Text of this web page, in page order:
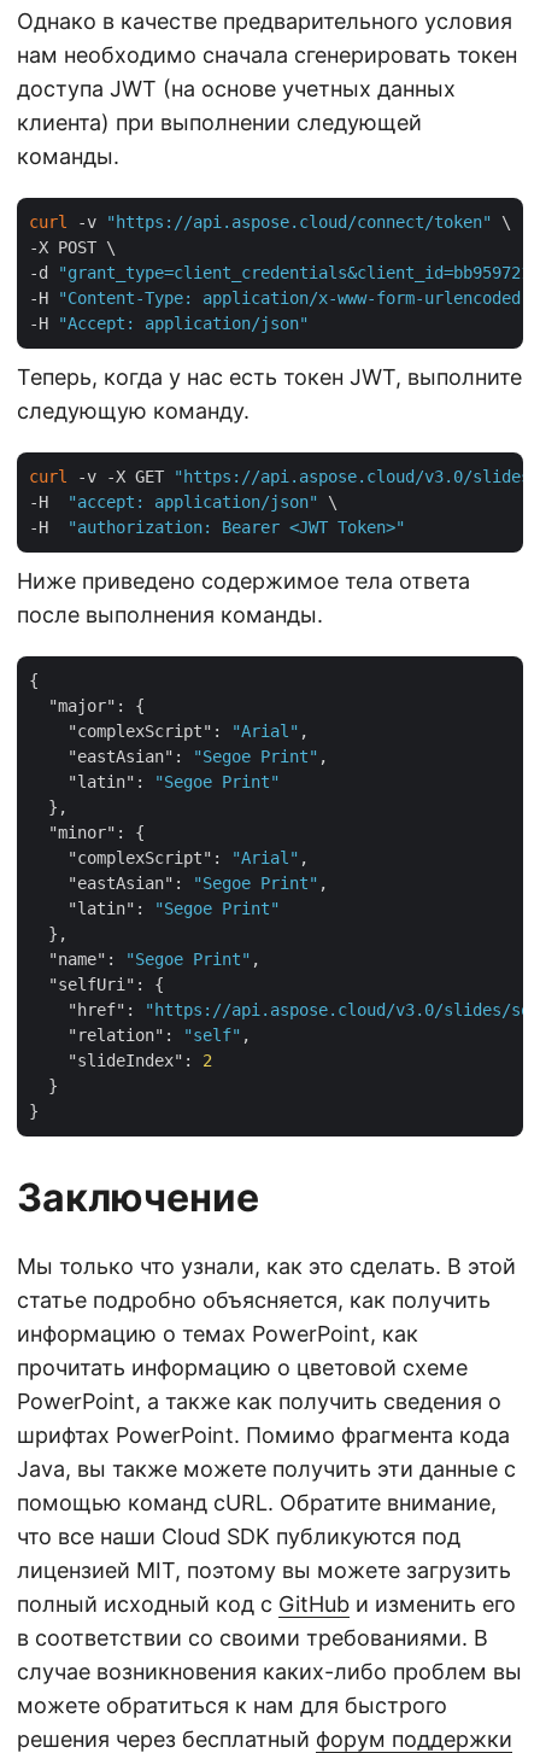
Однако в качестве предварительного условия
нам необходимо сначала сгенерировать токен
доступа JWT (на основе учетных данных
клиента) при выполнении следующей
команды.
curl -v "https://api.aspose.cloud/connect/token"
\
-X POST \
-d
"grant_type=client_credentials&client_id=bb959721-
-H
"Content-Type: application/x-www-form-urlencoded"
-H
"Accept: application/json"
Теперь, когда у нас есть токен JWT, выполните
следующую команду.
curl -v -X GET
"https://api.aspose.cloud/v3.0/slides/
-H
"accept: application/json"
\
-H
"authorization: Bearer <JWT Token>"
Ниже приведено содержимое тела ответа
после выполнения команды.
{
"major" : {
"complexScript" : "Arial" ,
"eastAsian" : "Segoe Print" ,
"latin" :
"Segoe Print"
  },
"minor" : {
"complexScript" : "Arial" ,
"eastAsian" : "Segoe Print" ,
"latin" :
"Segoe Print"
  },
"name" : "Segoe Print" ,
"selfUri" : {
"href" :
"https://api.aspose.cloud/v3.0/slides/
"relation" : "self" ,
"slideIndex" : 2
  }
Заключение
Мы только что узнали, как это сделать. В этой
статье подробно объясняется, как получить
информацию о темах PowerPoint, как
прочитать информацию о цветовой схеме
PowerPoint, а также как получить сведения о
шрифтах PowerPoint. Помимо фрагмента кода
Java, вы также можете получить эти данные с
помощью команд cURL. Обратите внимание,
что все наши Cloud SDK публикуются под
лицензией MIT, поэтому вы можете загрузить
полный исходный код с GitHub и изменить его
в соответствии со своими требованиями. В
случае возникновения каких-либо проблем вы
можете обратиться к нам для быстрого
решения через бесплатный форум поддержки